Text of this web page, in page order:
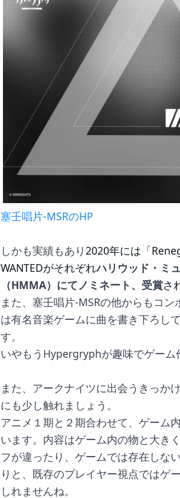
塞壬唱片-MSRのHP
しかも実績もあり2020年には「
WANTEDがそれぞれハリウッド・ミ
（HMMA）にてノミネート、受賞さ
また、塞壬唱片-MSRの他からもコ
は有名音楽ゲームに曲を書き下ろし
す。
いやもうHypergryphが趣味でゲーム
また、アークナイツに出会うきっか
にも少し触れましょう。
アニメ１期と２期合わせて、ゲーム
います。内容はゲーム内の物と大き
フが違ったり、ゲームでは存在しな
りと、既存のプレイヤー視点ではゲ
しれませんね。